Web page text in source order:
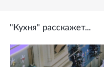
"Кухня" расскажет...